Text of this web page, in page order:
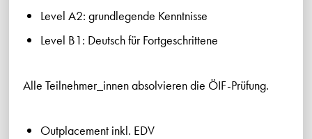
Level A2: grundlegende Kenntnisse
Level B1: Deutsch für Fortgeschrittene
Alle Teilnehmer_innen absolvieren die ÖIF-Prüfung.
Outplacement inkl. EDV